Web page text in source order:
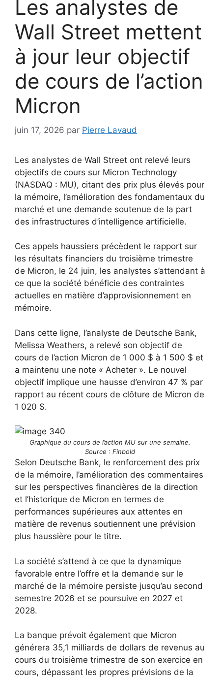
Les analystes de
Wall Street mettent
à jour leur objectif
de cours de l’action
Micron
juin 17, 2026 par Pierre Lavaud
Les analystes de Wall Street ont relevé leurs
objectifs de cours sur Micron Technology
(NASDAQ : MU), citant des prix plus élevés pour
la mémoire, l’amélioration des fondamentaux du
marché et une demande soutenue de la part
des infrastructures d’intelligence artificielle.
Ces appels haussiers précèdent le rapport sur
les résultats financiers du troisième trimestre
de Micron, le 24 juin, les analystes s’attendant à
ce que la société bénéficie des contraintes
actuelles en matière d’approvisionnement en
mémoire.
Dans cette ligne, l’analyste de Deutsche Bank,
Melissa Weathers, a relevé son objectif de
cours de l’action Micron de 1 000 $ à 1 500 $ et
a maintenu une note « Acheter ». Le nouvel
objectif implique une hausse d’environ 47 % par
rapport au récent cours de clôture de Micron de
1 020 $.
Graphique du cours de l’action MU sur une semaine.
Source : Finbold
Selon Deutsche Bank, le renforcement des prix
de la mémoire, l’amélioration des commentaires
sur les perspectives financières de la direction
et l’historique de Micron en termes de
performances supérieures aux attentes en
matière de revenus soutiennent une prévision
plus haussière pour le titre.
La société s’attend à ce que la dynamique
favorable entre l’offre et la demande sur le
marché de la mémoire persiste jusqu’au second
semestre 2026 et se poursuive en 2027 et
2028.
La banque prévoit également que Micron
générera 35,1 milliards de dollars de revenus au
cours du troisième trimestre de son exercice en
cours, dépassant les propres prévisions de la